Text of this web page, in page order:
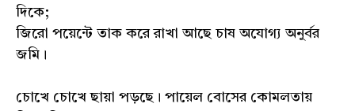
দিকে;
জিরো পয়েন্টে তাক করে রাখা আছে চাষ‌ অযোগ্য অনুর্বর
জমি।
চোখে চোখে ছায়া পড়ছে। পায়েল বোসের কোমলতায়